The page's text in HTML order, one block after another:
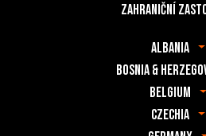
Zahraniční
Albania
Bosnia &
Belgium
Czechia